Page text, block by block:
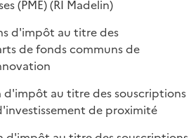
(PME) (RI Madelin)
d'impôt au titre des
de fonds communs de
d'impôt au titre des souscriptions
de proximité